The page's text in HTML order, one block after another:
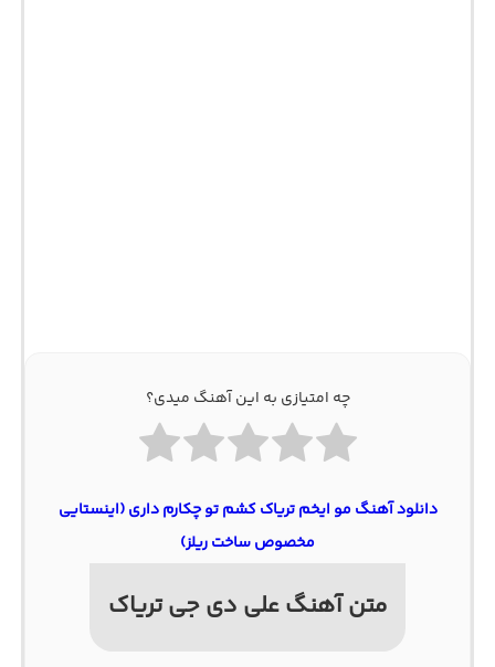
چه امتیازی به این آهنگ میدی؟
دانلود آهنگ مو ایخم تریاک کشم تو چکارم داری (اینستایی
مخصوص ساخت ریلز)
متن آهنگ علی دی جی تریاک